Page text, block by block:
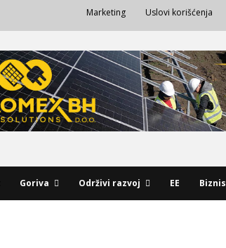
Marketing Uslovi korišćenja
Goriva Održivi razvoj EE Biznis